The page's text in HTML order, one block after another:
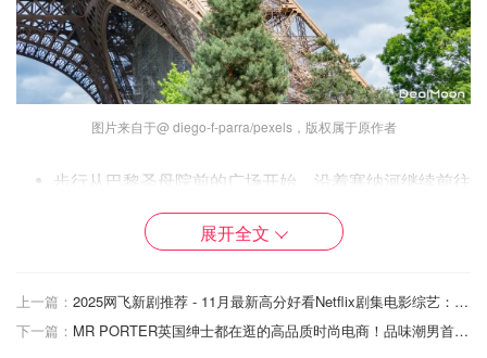
图片来自于@ diego-f-parra/pexels，版权属于原作者
步行从巴黎圣母院前的广场开始，沿着塞纳河继续前往
艺术桥（Pont des Arts），然后返回右岸。这一路在塞
纳河边就有非常不错的景色
金字塔所在的拿破仑中庭（La Cour Napoléon du
Louvre）
展开全文
上一篇：
2025网飞新剧推荐 - 11月最新高分好看Netflix剧集电影综艺：天作不合的我们2
下一篇：
MR PORTER英国绅士都在逛的高品质时尚电商！品味潮男首选购物圣地！